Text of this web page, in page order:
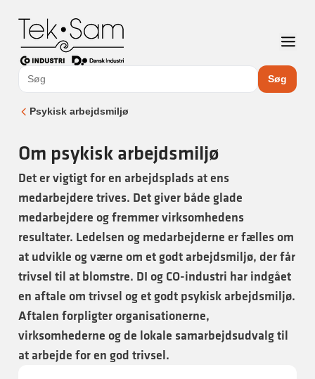
Søg
Psykisk arbejdsmiljø
Om psykisk arbejdsmiljø
Det er vigtigt for en arbejdsplads at ens
medarbejdere trives. Det giver både glade
medarbejdere og fremmer virksomhedens
resultater. Ledelsen og medarbejderne er fælles om
at udvikle og værne om et godt arbejdsmiljø, der får
trivsel til at blomstre. DI og CO-industri har indgået
en aftale om trivsel og et godt psykisk arbejdsmiljø.
Aftalen forpligter organisationerne,
virksomhederne og de lokale samarbejdsudvalg til
at arbejde for en god trivsel.